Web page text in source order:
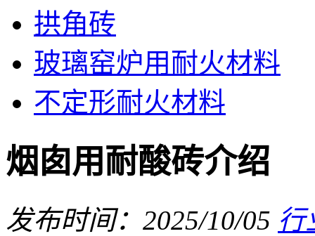
拱角砖
玻璃窑炉用耐火材料
不定形耐火材料
烟囱用耐酸砖介绍
发布时间：2025/10/05 行